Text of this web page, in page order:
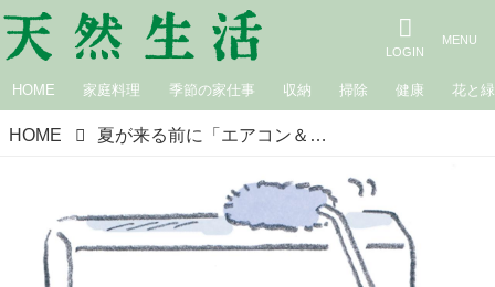
HOME 家庭料理 季節の家仕事 収納 掃除 健康 花と緑
HOME 夏が来る前に「エアコン＆扇風機」のナチュラル掃除。自分でできるかんたんお手入れのコツ／ナチュラルクリーニング講師・本橋ひろえさん